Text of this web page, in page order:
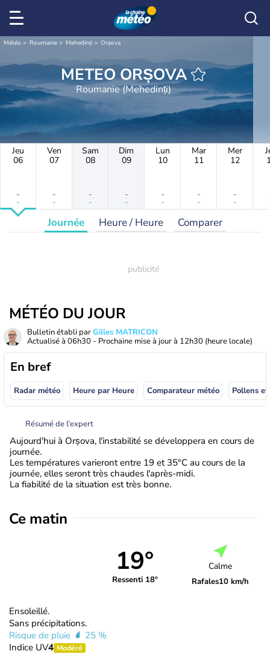
Météo Roumanie Mehedinți Orșova
METEO ORȘOVA
Roumanie (Mehedinți)
Jeu
06
-
-
Ven
07
-
-
Sam
08
-
-
Dim
09
-
-
Lun
10
-
-
Mar
11
-
-
Mer
12
-
-
Journée Heure / Heure Comparer
MÉTÉO DU JOUR
Bulletin établi parGilles MATRICON
Actualisé à 06h30 - Prochaine mise à jour à 12h30 (heure locale)
En bref
Radar météo Heure par Heure Comparateur météo Pollens
Résumé de l’expert
Aujourd'hui à Orșova, l'instabilité se développera en cours de
journée.
Les températures varieront entre 19 et 35°C au cours de la
journée, elles seront très chaudes l'après-midi.
La fiabilité de la situation est très bonne.
Ce matin
19°
Ressenti 18°
Calme
Rafales10 km/h
Ensoleillé.
Sans précipitations.
Risque de pluie
25 %
Indice UV4 Modéré